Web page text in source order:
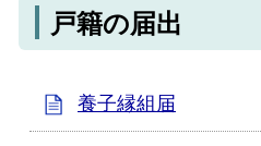
戸籍の届出
養子縁組届